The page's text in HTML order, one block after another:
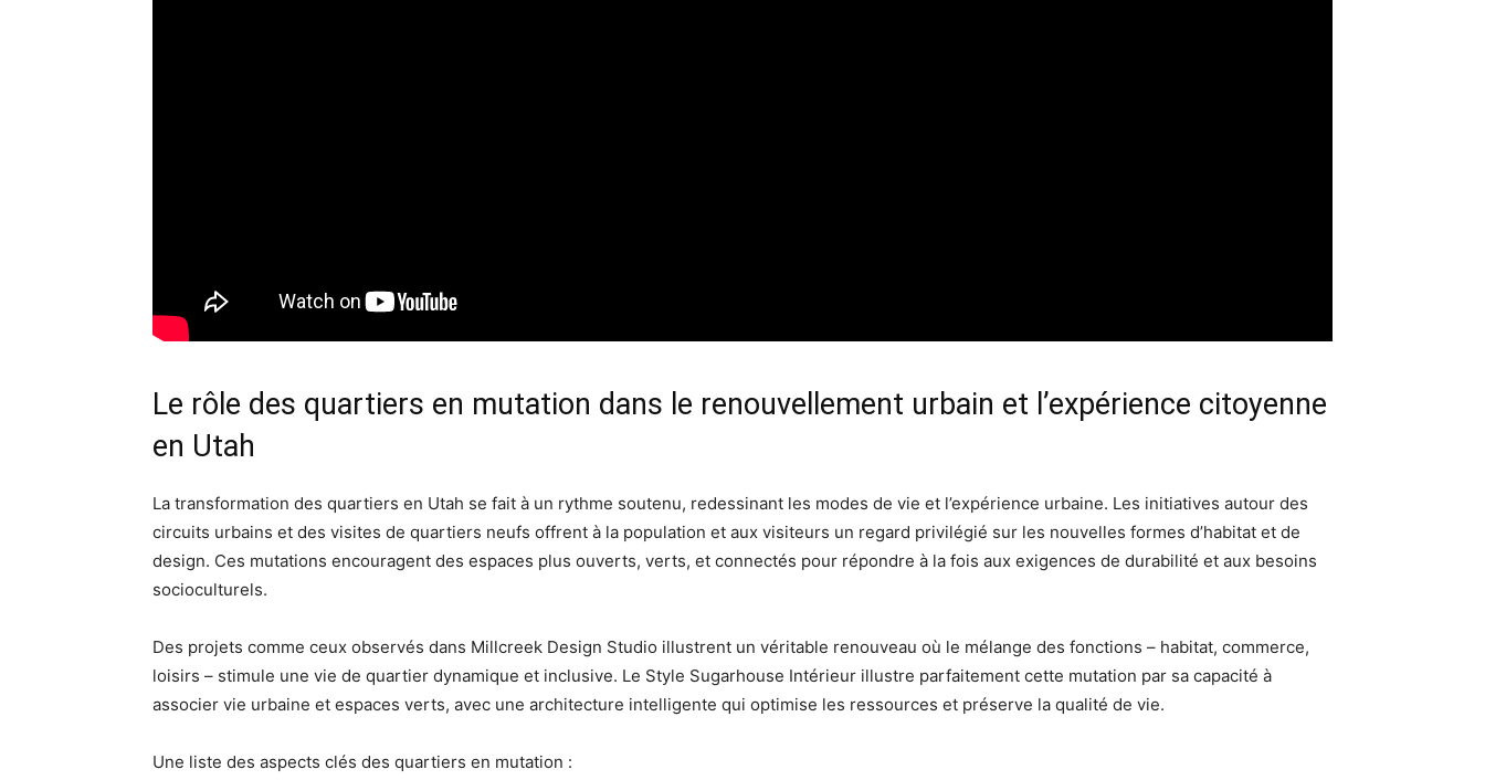
Le rôle des quartiers en mutation dans le renouvellement urbain et l’expérience citoyenne
en Utah
La transformation des quartiers en Utah se fait à un rythme soutenu, redessinant les modes de vie et l’expérience urbaine. Les initiatives autour des
circuits urbains et des visites de quartiers neufs offrent à la population et aux visiteurs un regard privilégié sur les nouvelles formes d’habitat et de
design. Ces mutations encouragent des espaces plus ouverts, verts, et connectés pour répondre à la fois aux exigences de durabilité et aux besoins
socioculturels.
Des projets comme ceux observés dans Millcreek Design Studio illustrent un véritable renouveau où le mélange des fonctions – habitat, commerce,
loisirs – stimule une vie de quartier dynamique et inclusive. Le Style Sugarhouse Intérieur illustre parfaitement cette mutation par sa capacité à
associer vie urbaine et espaces verts, avec une architecture intelligente qui optimise les ressources et préserve la qualité de vie.
Une liste des aspects clés des quartiers en mutation :